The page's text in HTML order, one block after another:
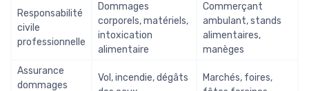
Responsabilité
civile
professionnelle
Dommages
corporels, matériels,
intoxication
alimentaire
Commerçant
ambulant, stands
alimentaires,
manèges
Assurance
dommages
Vol, incendie, dégâts
Marchés, foires,